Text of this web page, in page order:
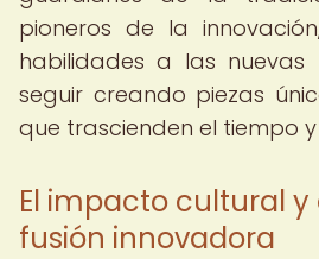
pioneros de la
habilidades a las nuevas
seguir creando piezas
que trascienden el tiempo
El impacto cultural
fusión innovadora